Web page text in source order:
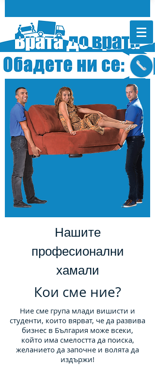
Нашите
професионални
хамали
Кои сме ние?
Ние сме група млади вишисти и
студенти, които вярват, че да развива
бизнес в България може всеки,
който има смелостта да поиска,
желанието да започне и волята да
издържи!